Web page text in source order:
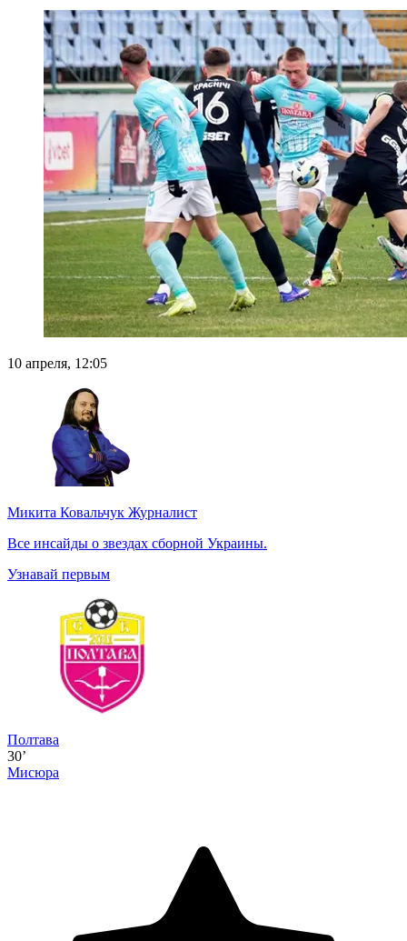
10 апреля, 12:05
Микита Ковальчук Журналист
Все инсайды о звездах сборной Украины.
Узнавай первым
Полтава
30’
Мисюра